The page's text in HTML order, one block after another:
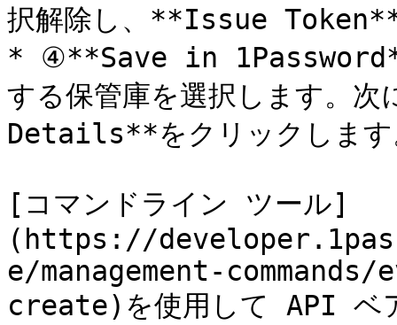
択解除し、**Issue Token**
* ④**Save in 1Password**
する保管庫を選択します
Details**をクリックします
[コマンドライン ツール]
(https://
e/management-
create)を使用して API ベ